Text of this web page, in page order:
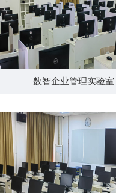
数智企业管理实验室